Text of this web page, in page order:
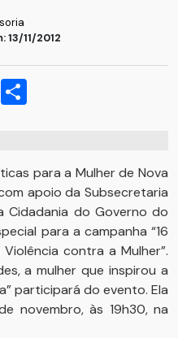
13/11/2012
Email
para a Mulher de Nova
apoio da Subsecretaria
Cidadania do Governo do
para a campanha “16
contra a Mulher”.
a mulher que inspirou a
participará do evento. Ela
novembro, às 19h30, na